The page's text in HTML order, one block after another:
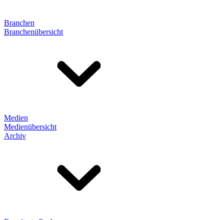
Branchen
Branchenübersicht
Medien
Medienübersicht
Archiv